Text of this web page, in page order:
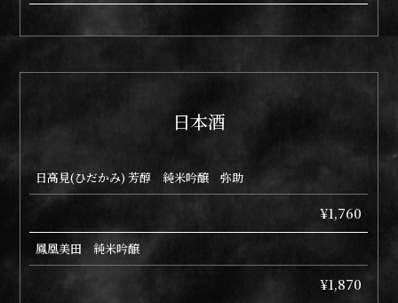
日本酒
日高見(ひだかみ) 芳醇 純米吟醸 弥助
¥1,760
鳳凰美田 純米吟醸
¥1,870